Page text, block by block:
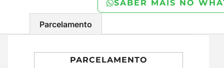
SABER MAIS NO
Parcelamento
PARCELAMENTO